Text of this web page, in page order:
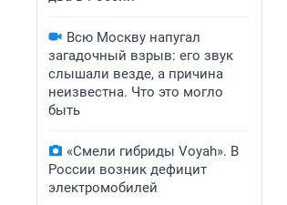
Всю Москву напугал
загадочный взрыв: его звук
слышали везде, а причина
неизвестна. Что это могло
быть
«Смели гибриды Voyah». В
России возник дефицит
электромобилей